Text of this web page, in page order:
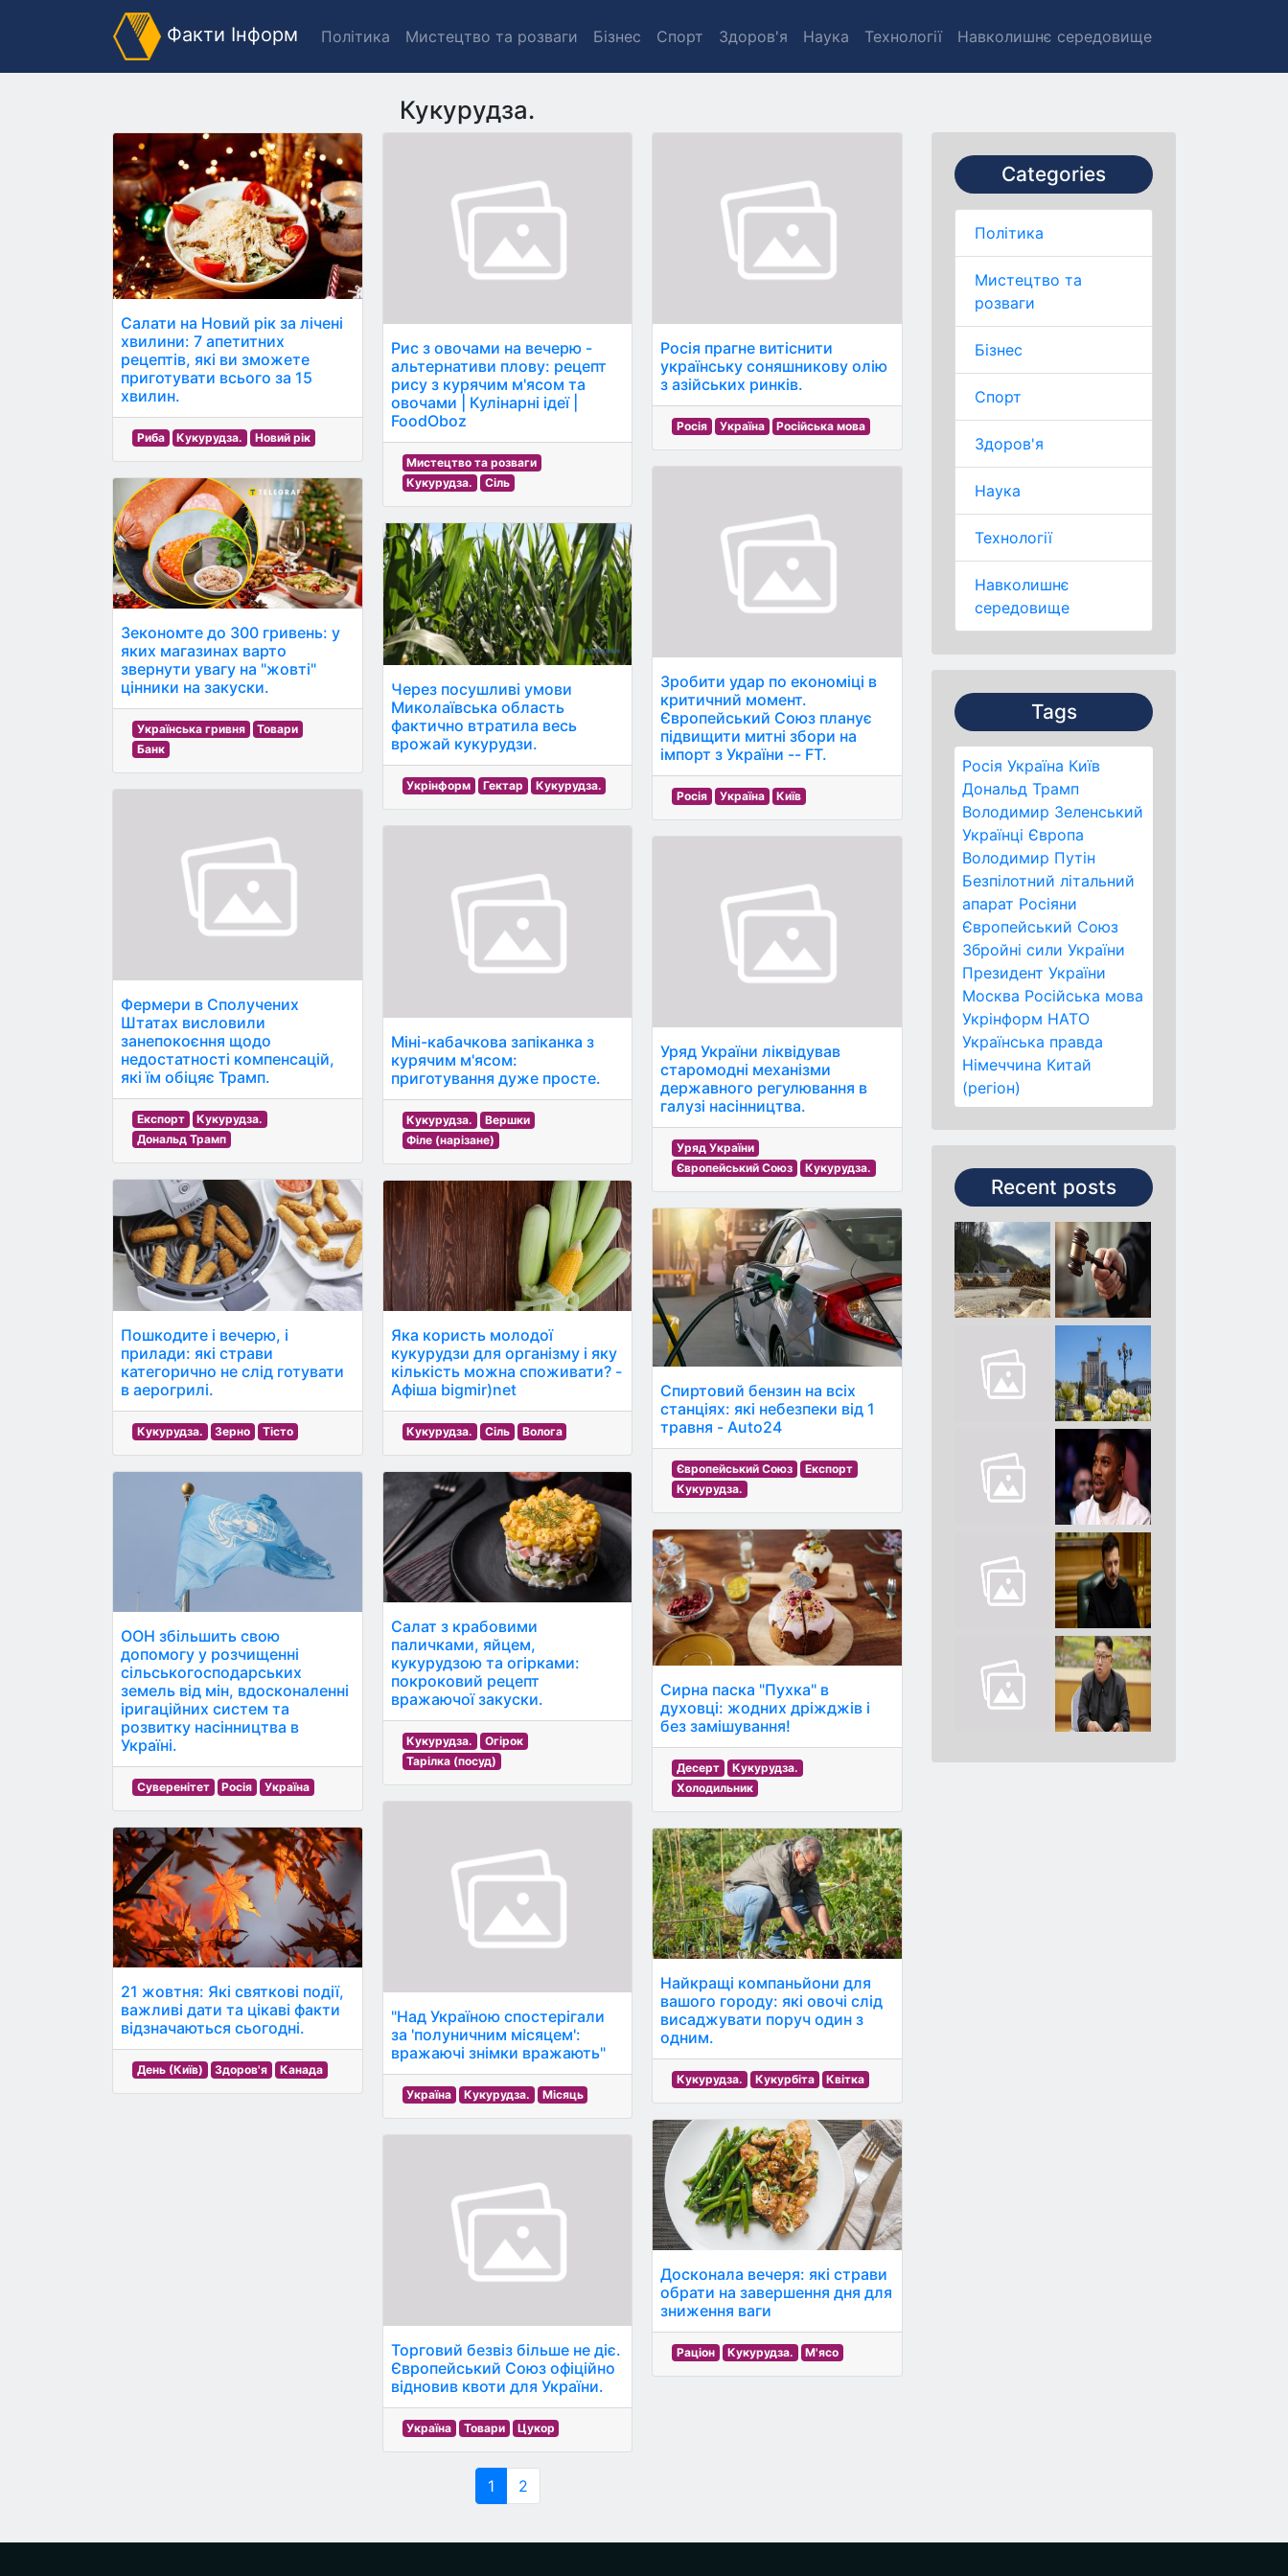
Факти Інформ Політика Мистецтво та розваги Бізнес Спорт Здоров'я Наука Технології Навколишнє середовище
Кукурудза.
Categories
Політика
Мистецтво та
розваги
Бізнес
Спорт
Здоров'я
Наука
Технології
Навколишнє
середовище
Tags
Росія Україна Київ
Дональд Трамп
Володимир Зеленський
Українці Європа
Володимир Путін
Безпілотний літальний
апарат Росіяни
Європейський Союз
Збройні сили України
Президент України
Москва Російська мова
Укрінформ НАТО
Українська правда
Німеччина Китай
(регіон)
Recent posts
Салати на Новий рік за лічені
хвилини: 7 апетитних
рецептів, які ви зможете
приготувати всього за 15
хвилин.
Риба Кукурудза. Новий рік
Зекономте до 300 гривень: у
яких магазинах варто
звернути увагу на "жовті"
цінники на закуски.
Українська гривня
Товари
Банк
Фермери в Сполучених
Штатах висловили
занепокоєння щодо
недостатності компенсацій,
які їм обіцяє Трамп.
Експорт
Кукурудза.
Дональд Трамп
Пошкодите і вечерю, і
прилади: які страви
категорично не слід готувати
в аерогрилі.
Кукурудза. Зерно Тісто
ООН збільшить свою
допомогу у розчищенні
сільськогосподарських
земель від мін, вдосконаленні
іригаційних систем та
розвитку насінництва в
Україні.
Суверенітет Росія Україна
21 жовтня: Які святкові події,
важливі дати та цікаві факти
відзначаються сьогодні.
День (Київ) Здоров'я Канада
Рис з овочами на вечерю -
альтернативи плову: рецепт
рису з курячим м'ясом та
овочами | Кулінарні ідеї |
FoodOboz
Мистецтво та розваги
Кукурудза.
Сіль
Через посушливі умови
Миколаївська область
фактично втратила весь
врожай кукурудзи.
Укрінформ Гектар Кукурудза.
Міні-кабачкова запіканка з
курячим м'ясом:
приготування дуже просте.
Кукурудза.
Вершки
Філе (нарізане)
Яка користь молодої
кукурудзи для організму і яку
кількість можна споживати? -
Афіша bigmir)net
Кукурудза. Сіль Волога
Салат з крабовими
паличками, яйцем,
кукурудзою та огірками:
покроковий рецепт
вражаючої закуски.
Кукурудза.
Огірок
Тарілка (посуд)
"Над Україною спостерігали
за 'полуничним місяцем':
вражаючі знімки вражають"
Україна Кукурудза. Місяць
Торговий безвіз більше не діє.
Європейський Союз офіційно
відновив квоти для України.
Україна Товари Цукор
Росія прагне витіснити
українську соняшникову олію
з азійських ринків.
Росія Україна Російська мова
Зробити удар по економіці в
критичний момент.
Європейський Союз планує
підвищити митні збори на
імпорт з України -- FT.
Росія Україна Київ
Уряд України ліквідував
старомодні механізми
державного регулювання в
галузі насінництва.
Уряд України
Європейський Союз
Кукурудза.
Спиртовий бензин на всіх
станціях: які небезпеки від 1
травня - Auto24
Європейський Союз
Експорт
Кукурудза.
Сирна паска "Пухка" в
духовці: жодних дріжджів і
без замішування!
Десерт
Кукурудза.
Холодильник
Найкращі компаньйони для
вашого городу: які овочі слід
висаджувати поруч один з
одним.
Кукурудза. Кукурбіта Квітка
Досконала вечеря: які страви
обрати на завершення дня для
зниження ваги
Раціон Кукурудза. М'ясо
1 2